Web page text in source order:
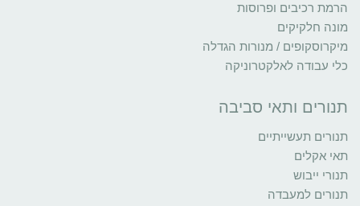
הרמת רכיבים ופרוסות
מונה חלקיקים
מיקרוסקופים / מנורות הגדלה
כלי עבודה לאלקטרוניקה
תנורים ותאי סביבה
תנורים תעשייתיים
תאי אקלים
תנורי ייבוש
תנורים למעבדה